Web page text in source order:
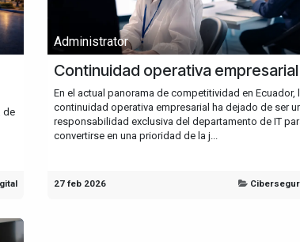
de
Administrator
Continuidad operativa empresarial
En el actual panorama de competitividad en Ecuador,
continuidad operativa empresarial ha dejado de ser
responsabilidad exclusiva del departamento de IT
convertirse en una prioridad de la j...
27 feb 2026